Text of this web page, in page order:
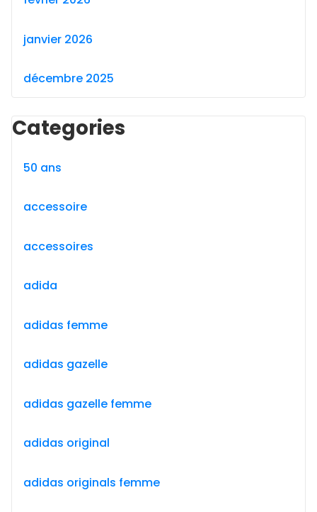
janvier 2026
décembre 2025
Categories
50 ans
accessoire
accessoires
adida
adidas femme
adidas gazelle
adidas gazelle femme
adidas original
adidas originals femme